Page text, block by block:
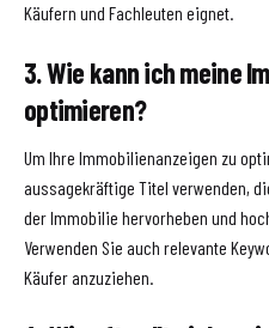
Käufern und Fachleuten eignet.
3. Wie kann ich meine
optimieren?
Um Ihre Immobilienanzeigen zu
aussagekräftige Titel verwenden,
der Immobilie hervorheben und
Verwenden Sie auch relevante
Käufer anzuziehen.